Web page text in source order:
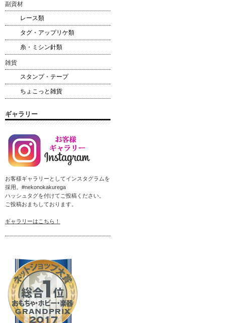
副資材
レース類
タグ・アップリケ類
糸・ミシン針類
雑貨
スタンプ・テープ
ちょこっと雑貨
ギャラリー
お客様ギャラリーとしてインスタグラムを
採用。#nekonokakurega
ハッシュタグを付けてご投稿ください。
ご投稿おまちしております。
ギャラリーはこちら！